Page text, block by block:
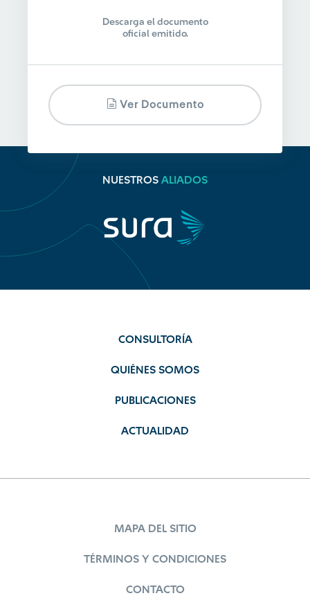
Descarga el documento
oficial emitido.
Ver Documento
NUESTROS ALIADOS
CONSULTORÍA
QUIÉNES SOMOS
PUBLICACIONES
ACTUALIDAD
MAPA DEL SITIO
TÉRMINOS Y CONDICIONES
CONTACTO